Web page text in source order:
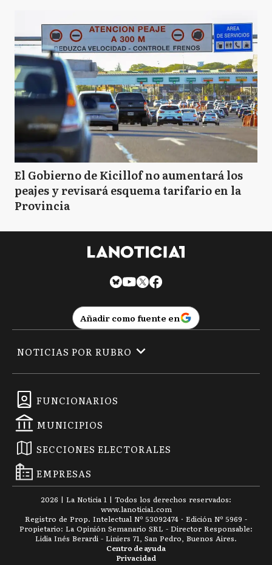
El Gobierno de Kicillof no aumentará los
peajes y revisará esquema tarifario en la
Provincia
Añadir como fuente en
FUNCIONARIOS
MUNICIPIOS
SECCIONES ELECTORALES
EMPRESAS
NOTICIAS POR RUBRO
2026 | La Noticia 1 | Todos los derechos reservados:
www.lanoticia1.com
Registro de Prop. Intelectual Nº 53092474 · Edición Nº 5969 -
Propietario: La Opinión Semanario SRL - Director Responsable:
Lidia Inés Berardi - Liniers 71, San Pedro, Buenos Aires.
Privacidad
Centro de ayuda